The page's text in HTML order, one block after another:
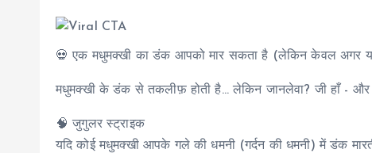
💀 एक मधुमक्खी का डंक आपको मार सकता है (लेकिन केवल अगर
मधुमक्खी के डंक से तकलीफ़ होती है... लेकिन जानलेवा? जी हाँ - और
🧠 जुगुलर स्ट्राइक
यदि कोई मधुमक्खी आपके गले की धमनी (गर्दन की धमनी) में डंक